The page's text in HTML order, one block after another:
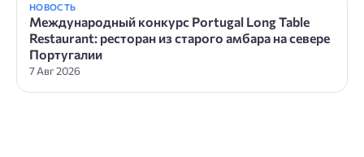
НОВОСТЬ
Международный конкурс Portugal Long Table
Restaurant: ресторан из старого амбара на севере
Португалии
7 Авг 2026